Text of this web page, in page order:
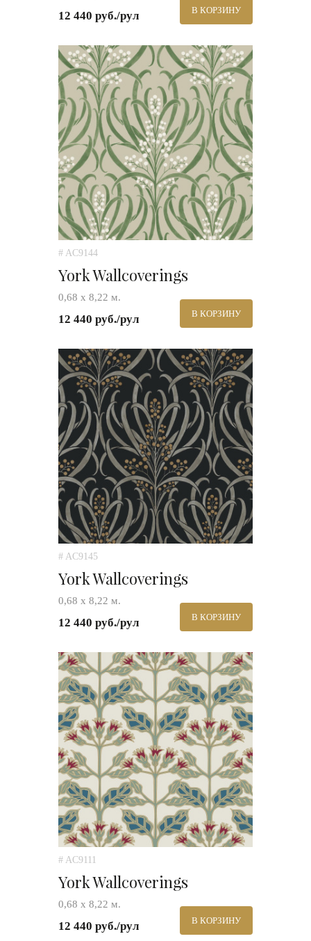
12 440 руб./рул В КОРЗИНУ
# AC9144
York Wallcoverings
0,68 х 8,22 м.
12 440 руб./рул В КОРЗИНУ
# AC9145
York Wallcoverings
0,68 х 8,22 м.
12 440 руб./рул В КОРЗИНУ
# AC9111
York Wallcoverings
0,68 х 8,22 м.
12 440 руб./рул В КОРЗИНУ